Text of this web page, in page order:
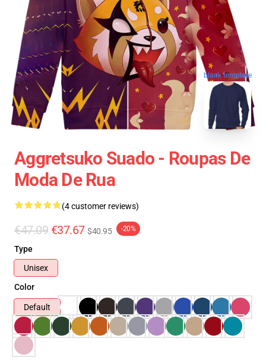
blank template
Aggretsuko Suado - Roupas De
Moda De Rua
(4 customer reviews)
€47.09 €37.67 $40.95 -20%
Type
Unisex
Color
Default